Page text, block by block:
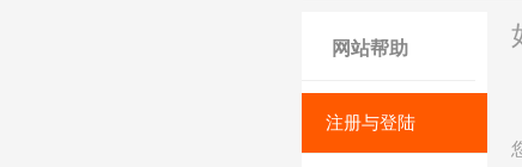
网站帮助
注册与登陆